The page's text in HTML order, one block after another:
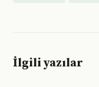
İlgili yazılar